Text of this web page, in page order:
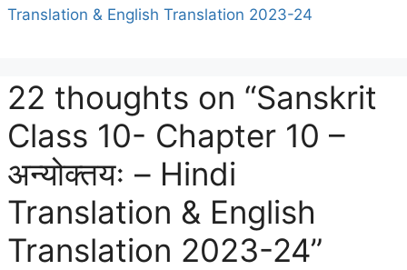
Translation & English Translation 2023-24
22 thoughts on “Sanskrit
Class 10- Chapter 10 –
अन्योक्तयः – Hindi
Translation & English
Translation 2023-24”